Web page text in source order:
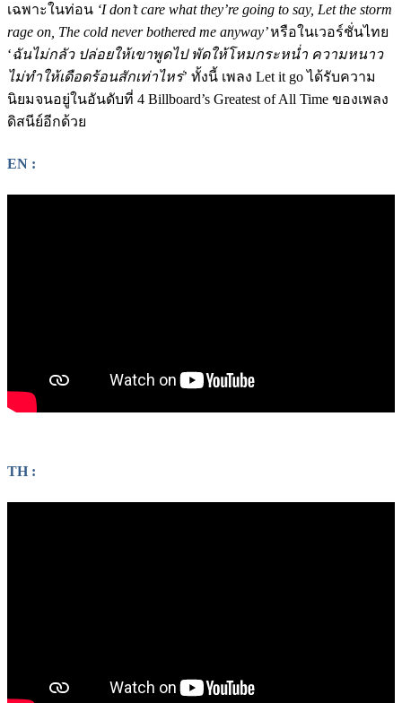
เฉพาะในท่อน ‘I don’t care what they’re going to say, Let the storm
rage on, The cold never bothered me anyway’หรือในเวอร์ชั่นไทย
‘ฉันไม่กลัว ปล่อยให้เขาพูดไป พัดให้โหมกระหน่ำ ความหนาว
ไม่ทำให้เดือดร้อนสักเท่าไหร่’ ทั้งนี้ เพลง Let it go ได้รับความ
นิยมจนอยู่ในอันดับที่ 4 Billboard’s Greatest of All Time ของเพลง
ดิสนีย์อีกด้วย
EN :
TH :